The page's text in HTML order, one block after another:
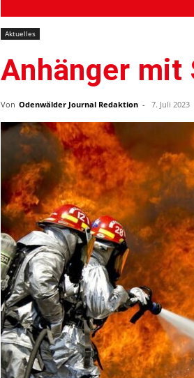
Aktuelles
Anhänger mit
Von Odenwälder Journal Redaktion - 7. Juli 2023